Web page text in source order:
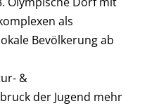
als
Bevölkerung ab
&
der Jugend mehr